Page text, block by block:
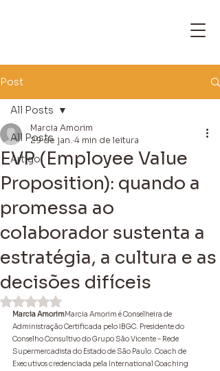
Post
All Posts
Artigo
All Posts
EVP (Employee Value
Proposition): quando a
promessa ao
colaborador sustenta a
estratégia, a cultura e as
decisões difíceis
Marcia Amorim
29 de jan. 4 min de leitura
Avaliado com NaN de 5 estrelas.
Marcia AmorimMarcia Amorim é Conselheira de
Administração Certificada pelo IBGC. Presidente do
Conselho Consultivo do Grupo São Vicente – Rede
Supermercadista do Estado de São Paulo. Coach de
Executivos credenciada pela International Coaching